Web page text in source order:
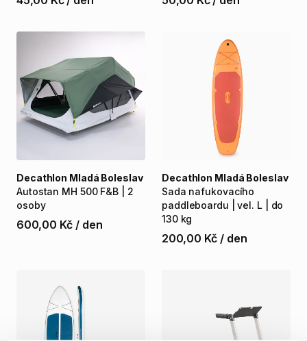
Autostan MH 500 F&B
2
osoby
Decathlon Mladá Boleslav
600,00 Kč / den
Sada nafukovacího
paddleboardu
vel. L
do
130 kg
Decathlon Mladá Boleslav
200,00 Kč / den